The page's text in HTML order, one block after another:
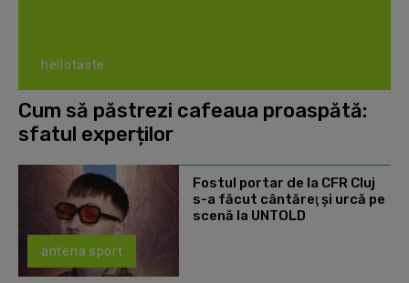
hellotaste
Cum să păstrezi cafeaua proaspătă:
sfatul experților
antena sport
Fostul portar de la CFR Cluj
s-a făcut cântăreţ şi urcă pe
scenă la UNTOLD